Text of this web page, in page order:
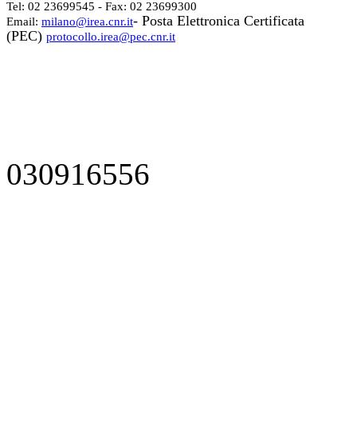
Tel: 02 23699545 - Fax: 02 23699300
Email: milano@irea.cnr.it- Posta Elettronica Certificata
(PEC) protocollo.irea@pec.cnr.it
030916556